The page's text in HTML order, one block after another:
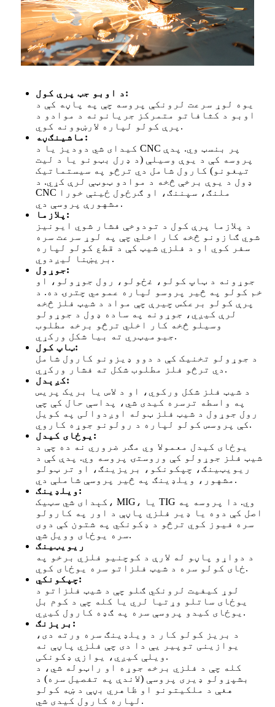
د اوبو جټ پرې کول:
یوه لوړ سرعت لرونکې پروسه چې په پاڼه کې د
اوبو د کثافاتو متمرکز جریانونه د موادو د
پرې کولو لپاره لارښوونه کوي.
ماشینګڼه:
کیدای شي دودیز یا د CNC پر بنسټ وي. پدې
پروسه کې د یوې وسیلې (د ډرل بټونو یا د لیت
تیغونو) کارول شامل دي ترڅو په سیستماتیک
ډول د یوې برخې څخه د موادو ټوټې لرې کړي. د
CNC ملنګ، سپننګ، او ګرځول ځینې خورا
مشهورې پروسې دي.
پلازما:
د پلازما پرې کول د تودوخې فشار شوي ایونیز
شوي ګازونو څخه کار اخلي چې په لوړ سرعت سره
سفر کوي او د فلزي شیټ کې د قطع کولو لپاره
بریښنا لیږدوي.
جوړول:
جوړونه د ټاپ کولو، غځولو، رول جوړولو، او
خم کولو په څیر پروسو لپاره عمومي چترۍ ده. د
پرې کولو برعکس چیرې چې مواد د شیټ فلز څخه
لرې کیږي، جوړونه په ساده ډول د جوړولو
وسیلو څخه کار اخلي ترڅو برخه مطلوب
جیومیټري ته بیا شکل ورکړي.
ټاپ کول:
د جوړولو تخنیک کې د دوو ډیزونو کارول شامل
دي ترڅو فلز مطلوب شکل ته فشار ورکړي.
کږېدل:
د شیټ فلز شکل ورکوي، او د لاس یا بریک پریس
په واسطه ترسره کیدی شي، پداسې حال کې چې
رول جوړول د شیټ فلز ټوله اوږدوالی په کویل
کې پروسس کولو لپاره د رولونو جوړه کاروي.
یوځای کیدل :
یوځای کیدل معمولا وي مګر ضروري نه ده چې د
شیټ فلز جوړولو کې وروستۍ پروسه وي. پدې کې د
ریویټینګ، چپکونکو، بریزینګ، او تر ټولو
مشهور، ویلډینګ په څیر پروسې شاملې دي.
ویلډینګ:
کېدای شي سټیک، MIG، یا TIG وي. دا پروسه په
اصل کې دوه یا ډیر فلزي پاڼې د اور په کارولو
سره فیوز کوي ترڅو د ډکونکي په شتون کې دوی
سره یوځای وویل شي.
ریویټینګ
د دواړو پاڼو له لارې د کوچنیو فلزي برخو په
ځای کولو سره د شیټ فلزاتو سره یوځای کوي.
چپکونکي:
لوړ کیفیت لرونکي ګلو چې د شیټ فلزاتو د
یوځای ساتلو وړتیا لري یا کله چې د کوم بل
یوځای کیدو پروسې سره په ګډه کارول کیږي.
برېزنګ:
د بریز کولو کار د ویلډینګ سره ورته دی،
یوازینی توپیر یې دا دی چې فلزي پاڼې نه
ویلې کیږي، یوازې ډکونکی.
کله چې د فلزي برخه جوړه او راټوله شي، د
بشپړولو ډیری پروسې (لاندې په تفصیل سره) د
هغې د ملکیتونو او ظاهري بڼې د ښه کولو
لپاره کارول کیدی شي.